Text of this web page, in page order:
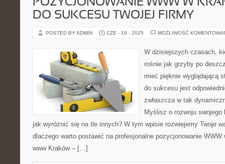
POZYCJONOWANIE WWW W
DO SUKCESU TWOJEJ FIRMY
POSTED BY ADMIN CZE - 19 - 2025 MOŻLIWOŚĆ
W dzisiejszych czasach,
rośnie jak grzyby po
mieć pięknie wyglądającą
do sukcesu jest
zwłaszcza w tak
Myślisz o rozwoju
jak wyróżnić się na tle innych? W tym wpisie rozwiejemy Twoje
dlaczego warto postawić na profesjonalne pozycjonowanie
www Kraków – […]